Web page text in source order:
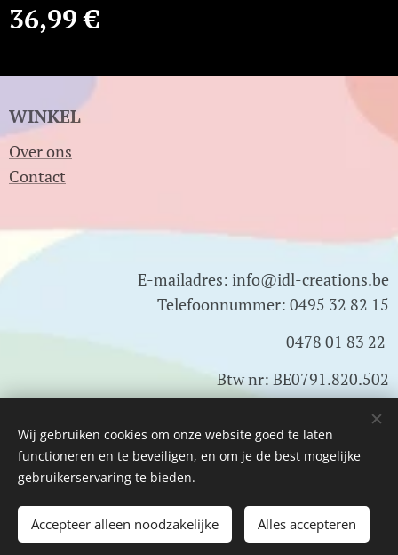
36,99€
Toevoegen aan de winkelwagen
WINKEL
Over ons
Contact
E-mailadres: info@idl-creations.be
Telefoonnummer: 0495 32 82 15
0478 01 83 22
Btw nr: BE0791.820.502
Cookies
Wij gebruiken cookies om onze website goed te laten
functioneren en te beveiligen, en om je de best mogelijke
gebruikerservaring te bieden.
Accepteer alleen noodzakelijke Alles accepteren